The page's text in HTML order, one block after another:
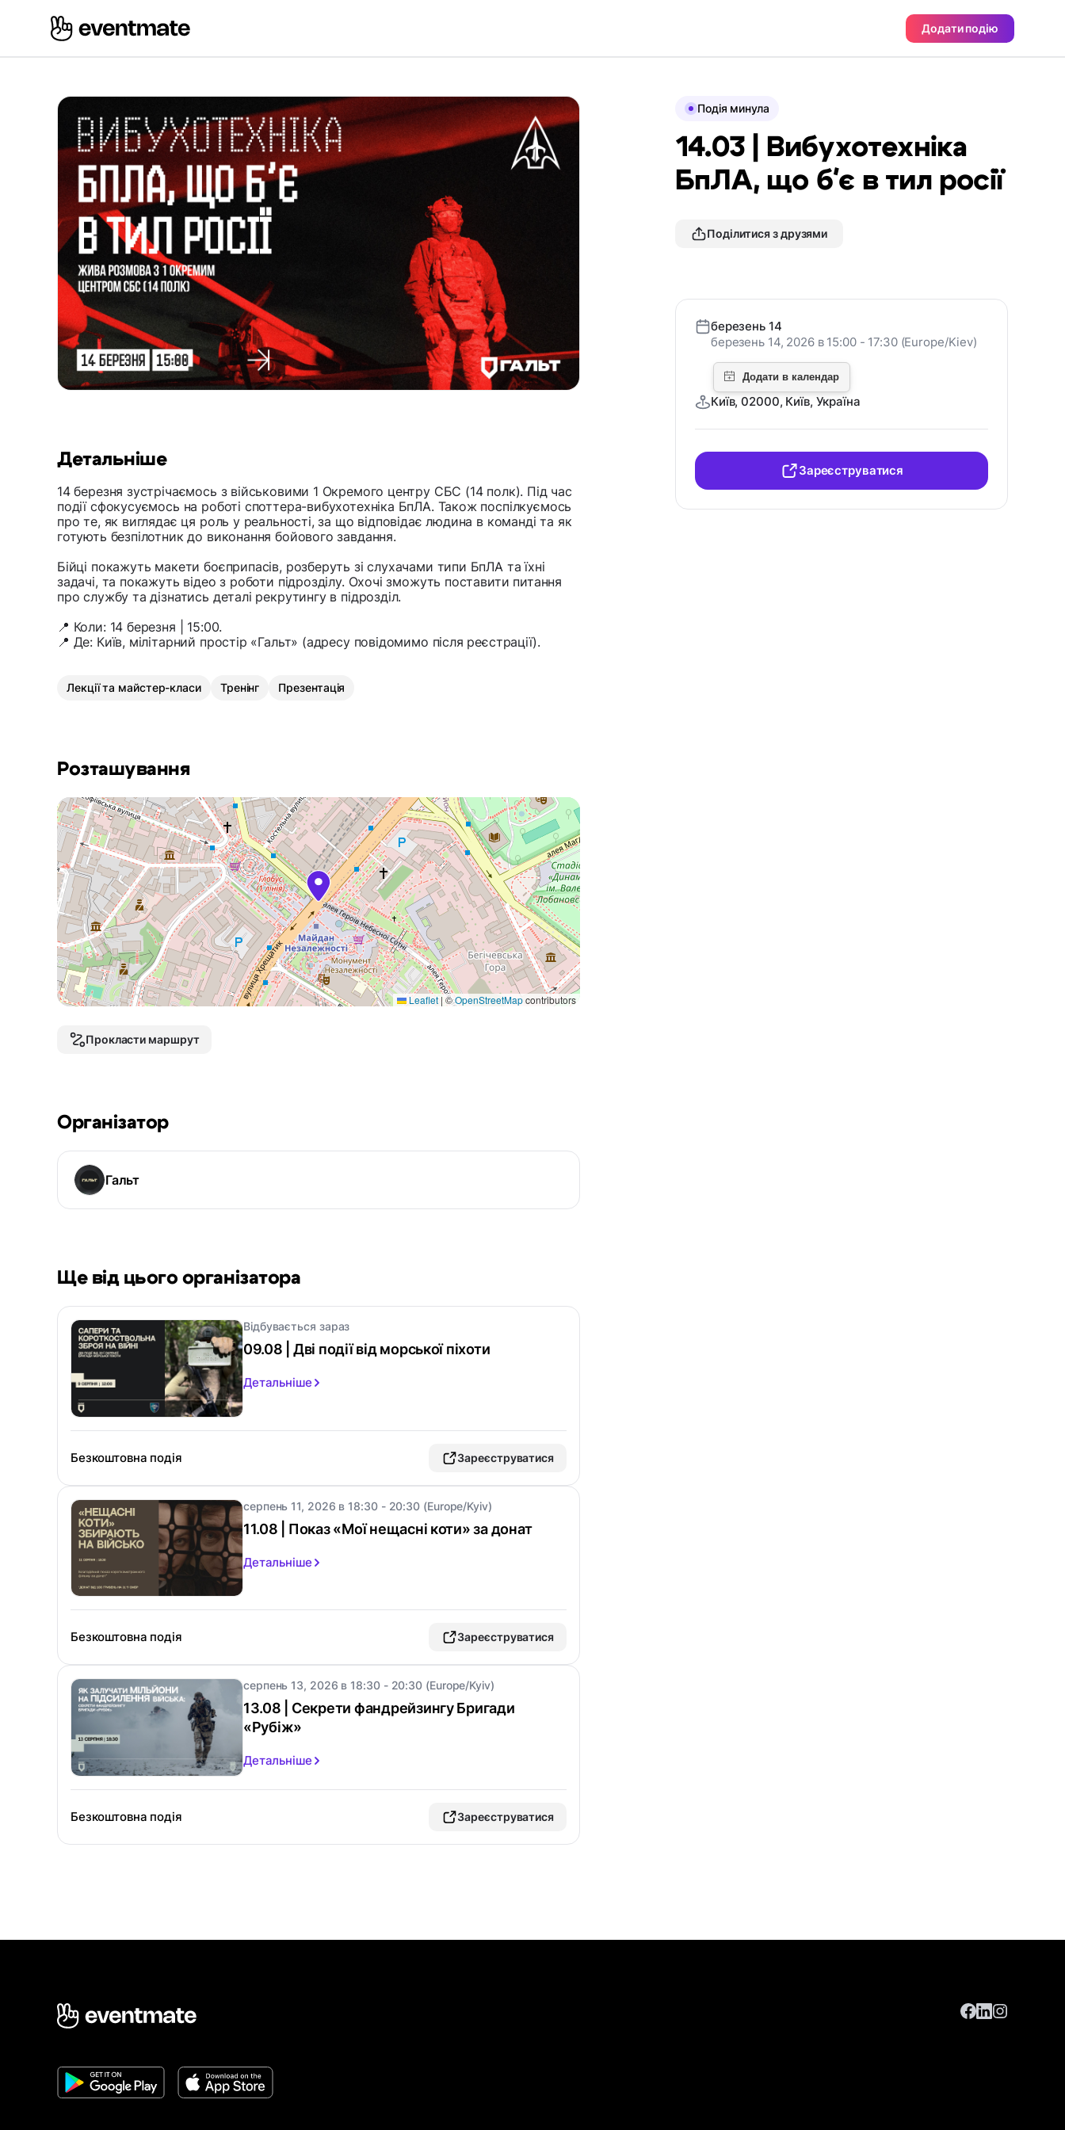
Додати подію
Детальніше
14 березня зустрічаємось з військовими 1 Окремого центру СБС (14 полк). Під час
події сфокусуємось на роботі споттера-вибухотехніка БпЛА. Також поспілкуємось
про те, як виглядає ця роль у реальності, за що відповідає людина в команді та як
готують безпілотник до виконання бойового завдання.
Бійці покажуть макети боєприпасів, розберуть зі слухачами типи БпЛА та їхні
задачі, та покажуть відео з роботи підрозділу. Охочі зможуть поставити питання
про службу та дізнатись деталі рекрутингу в підрозділ.
📍 Коли: 14 березня | 15:00.
📍 Де: Київ, мілітарний простір «Гальт» (адресу повідомимо після реєстрації).
Лекції та майстер-класи Тренінг Презентація
Розташування
Leaflet |©OpenStreetMapcontributors
Прокласти маршрут
Організатор
Гальт
Ще від цього організатора
Відбувається зараз
09.08 | Дві події від морської піхоти
Детальніше
Безкоштовна подія Зареєструватися
серпень 11, 2026 в 18:30 - 20:30 (Europe/Kyiv)
11.08 | Показ «Мої нещасні коти» за донат
Детальніше
Безкоштовна подія Зареєструватися
серпень 13, 2026 в 18:30 - 20:30 (Europe/Kyiv)
13.08 | Секрети фандрейзингу Бригади
«Рубіж»
Детальніше
Безкоштовна подія Зареєструватися
Подія минула
14.03 | Вибухотехніка
БпЛА, що бʼє в тил росії
Поділитися з друзями
березень 14
березень 14, 2026 в 15:00 - 17:30 (Europe/Kiev)
Київ, 02000, Київ, Україна
Зареєструватися